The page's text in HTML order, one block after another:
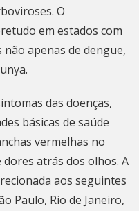
O
em estados com
apenas de dengue,
das doenças,
básicas de saúde
vermelhas no
atrás dos olhos. A
aos seguintes
Paulo, Rio de Janeiro,